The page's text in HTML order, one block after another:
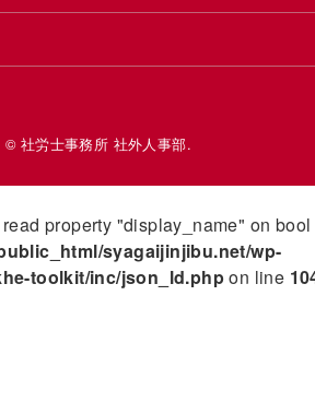
© 社労士事務所 社外人事部.
property "display_name" on bool
syagaijinjibu.net/wp-
toolkit/inc/json_ld.phpon line